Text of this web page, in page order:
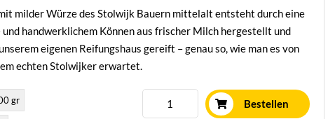
milder Würze des Stolwijk Bauern mittelalt entsteht durch eine
handwerklichem Können aus frischer Milch hergestellt und
eigenen Reifungshaus gereift – genau so, wie man es von
echten Stolwijker erwartet.
gr Bestellen